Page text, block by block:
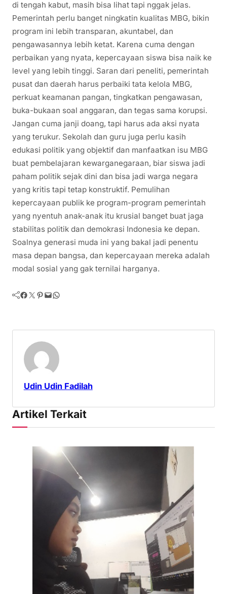
di tengah kabut, masih bisa lihat tapi nggak jelas.
Pemerintah perlu banget ningkatin kualitas MBG, bikin
program ini lebih transparan, akuntabel, dan
pengawasannya lebih ketat. Karena cuma dengan
perbaikan yang nyata, kepercayaan siswa bisa naik ke
level yang lebih tinggi. Saran dari peneliti, pemerintah
pusat dan daerah harus perbaiki tata kelola MBG,
perkuat keamanan pangan, tingkatkan pengawasan,
buka-bukaan soal anggaran, dan tegas sama korupsi.
Jangan cuma janji doang, tapi harus ada aksi nyata
yang terukur. Sekolah dan guru juga perlu kasih
edukasi politik yang objektif dan manfaatkan isu MBG
buat pembelajaran kewarganegaraan, biar siswa jadi
paham politik sejak dini dan bisa jadi warga negara
yang kritis tapi tetap konstruktif. Pemulihan
kepercayaan publik ke program-program pemerintah
yang nyentuh anak-anak itu krusial banget buat jaga
stabilitas politik dan demokrasi Indonesia ke depan.
Soalnya generasi muda ini yang bakal jadi penentu
masa depan bangsa, dan kepercayaan mereka adalah
modal sosial yang gak ternilai harganya.
Facebook Twitter Pinterest Mail WhatsApp
Udin Udin Fadilah
Artikel Terkait